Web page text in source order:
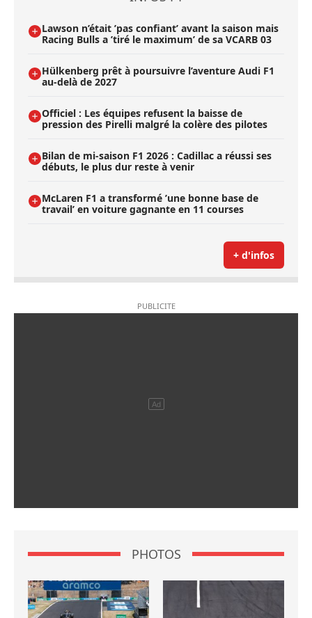
Lawson n’était ’pas confiant’ avant la saison mais
Racing Bulls a ’tiré le maximum’ de sa VCARB 03
Hülkenberg prêt à poursuivre l’aventure Audi F1
au-delà de 2027
Officiel : Les équipes refusent la baisse de
pression des Pirelli malgré la colère des pilotes
Bilan de mi-saison F1 2026 : Cadillac a réussi ses
débuts, le plus dur reste à venir
McLaren F1 a transformé ’une bonne base de
travail’ en voiture gagnante en 11 courses
+ d'infos
PHOTOS